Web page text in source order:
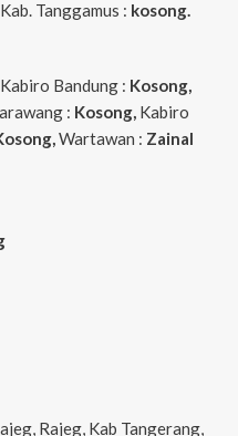
Tanggamus : kosong.
Bandung : Kosong,
: Kosong,Kabiro
Wartawan : Zainal
Rajeg, Kab Tangerang,